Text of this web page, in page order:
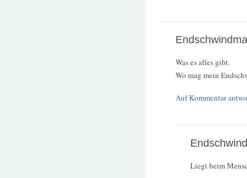
Was es alles gibt.
Wo mag mein
Auf Kommentar
Liegt beim